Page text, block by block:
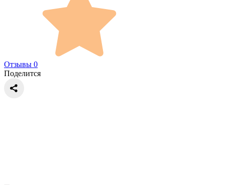
Отзывы 0
Поделится